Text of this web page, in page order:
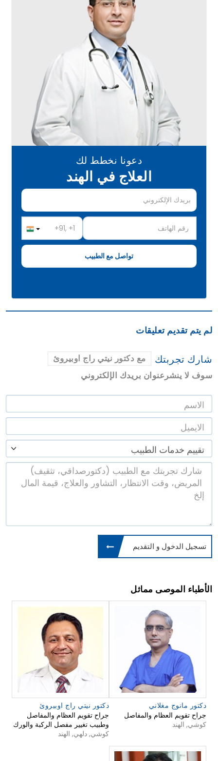
دعونا نخطط لك
العلاج في الهند
لم يتم تقديم تعليقات
شارك تجربتك
مع دكتور نيتي راج اوبيروئ
سوف لا ينشرعنوان بريدك الإلكتروني
تسجيل الدخول و التقديم
الأطباء الموصى مماثل
دكتور مانوج مغلاني
جراح تقويم العظام والمفاصل
كوشي, الهند
دكتور نيتي راج اوبيروئ
جراح تقويم العظام والمفاصل
وطبيب تغيير مفصل الركبة والورك
كوشي, دلهي, الهند